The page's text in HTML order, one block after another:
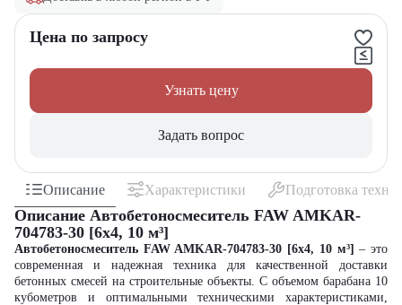
Цена по запросу
Узнать цену
Задать вопрос
Описание Характеристики Подготовка
Описание Автобетоносмеситель FAW AMKAR-
704783-30 [6x4, 10 м³]
Автобетоносмеситель FAW AMKAR-704783-30 [6x4, 10 м³] – это
современная и надежная техника для качественной доставки
бетонных смесей на строительные объекты. С объемом барабана 10
кубометров и оптимальными техническими характеристиками,